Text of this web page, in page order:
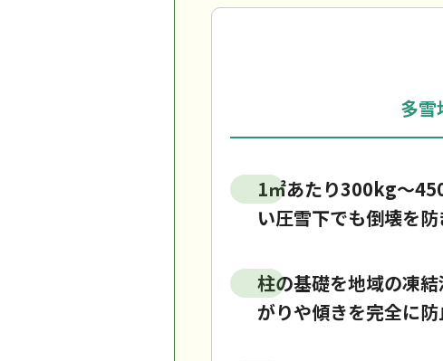
多雪
1㎡あたり300kg〜
い圧雪下でも倒壊を防
柱の基礎を地域の凍
がりや傾きを完全に防